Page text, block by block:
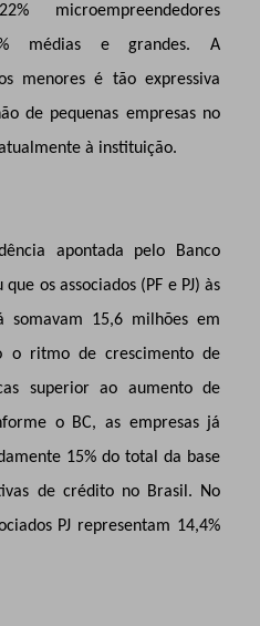
microempreendedores
médias e grandes. A
menores é tão expressiva
de pequenas empresas no
à instituição.
apontada pelo Banco
que os associados (PF e PJ) às
somavam 15,6 milhões em
o ritmo de crescimento de
superior ao aumento de
o BC, as empresas já
15% do total da base
de crédito no Brasil. No
PJ representam 14,4%